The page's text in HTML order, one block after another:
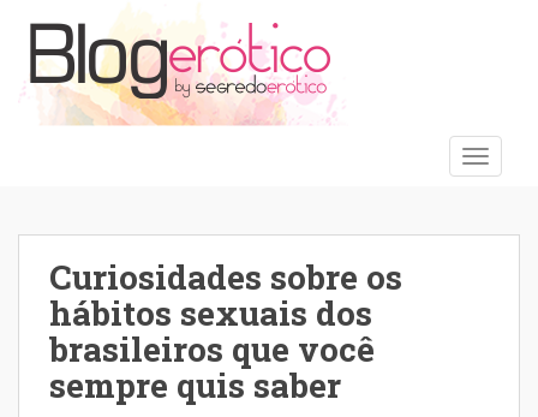
Curiosidades sobre os
hábitos sexuais dos
brasileiros que você
sempre quis saber